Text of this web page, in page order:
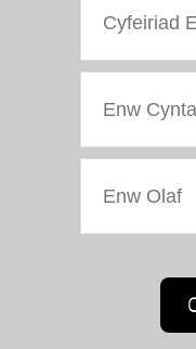
Caniatâd
Bydd Oriel